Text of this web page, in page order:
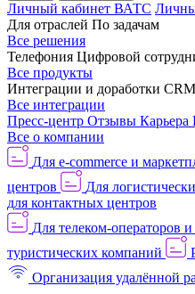
Личный кабинет ВАТС
Для отраслей По задачам
Все решения
Телефония Цифровой
Все продукты
Интеграции и доработки CRM
Все интеграции
Пресс-центр Отзывы Карьера
Все о компании
Для e-commerce и
центров
Для
для контактных центров
Для телеком-операторов
туристических компаний
Организация удалённой